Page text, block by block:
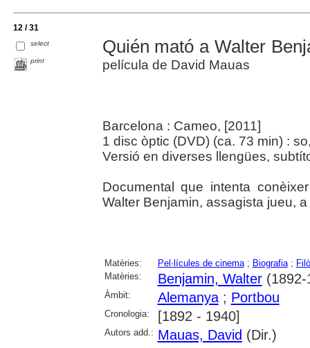
12 / 31
select
print
Quién mató a Walter
película de David Mauas
Barcelona : Cameo, [2011]
1 disc òptic (DVD) (ca. 73 min) :
Versió en diverses llengües,
Documental que intenta
Walter Benjamin, assagista jueu,
Matèries: Pel·lícules de cinema; Biografia;
Matèries:
Benjamin, Walter(1892-
Àmbit: Alemanya; Portbou
Cronologia: [1892 - 1940]
Autors add.: Mauas, David (Dir.)